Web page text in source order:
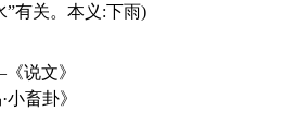
”有关。本义:下雨)
说文》
畜卦》